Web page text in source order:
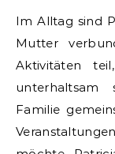
Im Alltag sind
Mutter
Aktivitäten
unterhaltsam
Familie